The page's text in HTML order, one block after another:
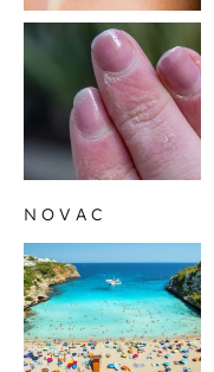
NOVAC